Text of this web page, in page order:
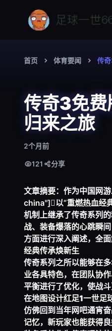
首页 体育要闻 传
传奇3免费
归来之旅
2个月前
121 分享
文章摘要：作为中国网
china"]以“重燃热血经
机制上继承了传奇系列
战、装备爆落的心跳瞬
方面进行深入阐述，全
经典传承焕新生
传奇系列之所以能够在
业各具特色，在团队协
平衡进行了优化，使战
在地图设计红足1一世足
仿佛回到当年网吧通宵
记忆，新玩家也能获得良